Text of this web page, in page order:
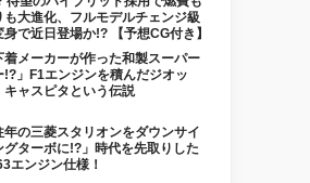
も大進化、フルモデルチェンジ級
身で近日登場か!? 【予想CG付き】
着メーカーが作った和製スーパー
!?」F1エンジンを積んだジオッ
キャスピタという伝説
年の三菱スタリオンをダウンサイ
グターボに!?」時代を先取りした
エンジン仕様！